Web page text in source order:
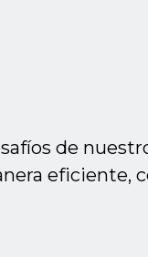
de
eficiente,